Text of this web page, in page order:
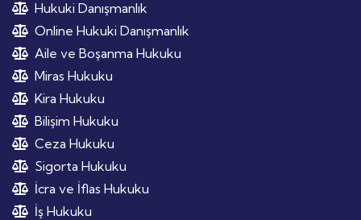
Hukuki Danışmanlık
Online Hukuki Danışmanlık
Aile ve Boşanma Hukuku
Miras Hukuku
Kira Hukuku
Bilişim Hukuku
Ceza Hukuku
Sigorta Hukuku
İcra ve İflas Hukuku
İş Hukuku